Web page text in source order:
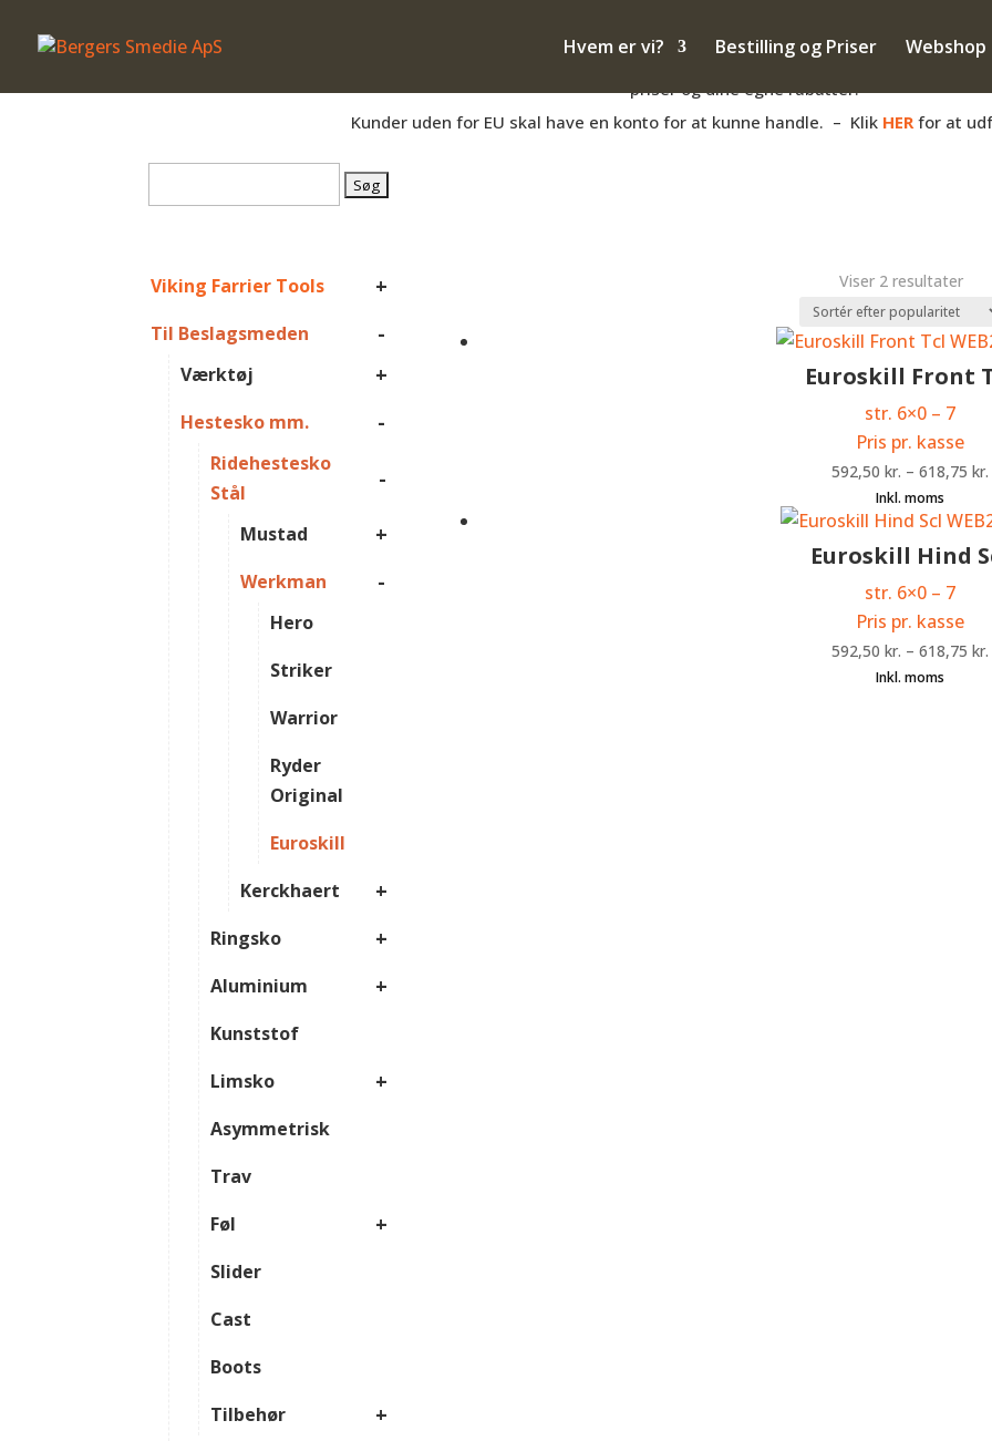
Hvem er vi? Bestilling og Priser Webshop
– også salg til PRIVATE
priser og dine egne rabatter.
Kunder uden for EU skal have en konto for at kunne handle. – Klik HERfor at
efter:
Viking Farrier Tools +
Til Beslagsmeden -
Værktøj +
Hestesko mm. -
Ridehestesko
Stål
-
Mustad +
Werkman -
Hero
Striker
Warrior
Ryder
Original
Euroskill
Kerckhaert
+
Ringsko +
Aluminium +
Kunststof
Limsko
+
Asymmetrisk
Trav
Føl
+
Slider
Cast
Boots
Tilbehør
+
Viser 2 resultater
Euroskill Front
str. 6×0 – 7
Pris pr. kasse
592,50 kr. – 618,75 kr.
Euroskill Hind
str. 6×0 – 7
Pris pr. kasse
592,50 kr. – 618,75 kr.